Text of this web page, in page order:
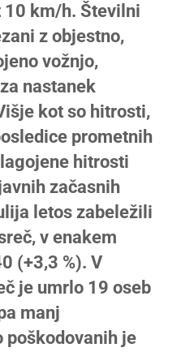
10 km/h. Številni
z objestno,
vožnjo,
nastanek
kot so hitrosti,
prometnih
hitrosti
začasnih
letos zabeležili
v enakem
(+3,3 %). V
je umrlo 19 oseb
manj
poškodovanih je